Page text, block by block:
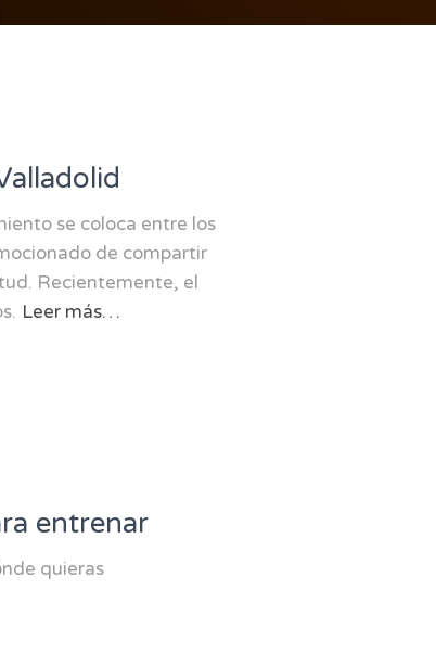
se coloca entre los
de compartir
Recientemente, el
Leer más…
entrenar
quieras